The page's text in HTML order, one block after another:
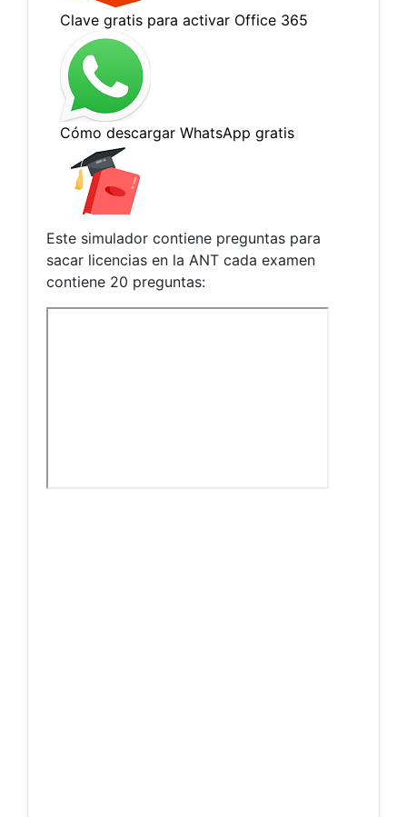
Este simulador contiene preguntas para
sacar licencias en la ANT cada examen
contiene 20 preguntas: